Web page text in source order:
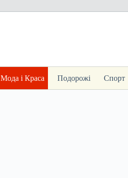
Мода і Краса Подорожі Спорт